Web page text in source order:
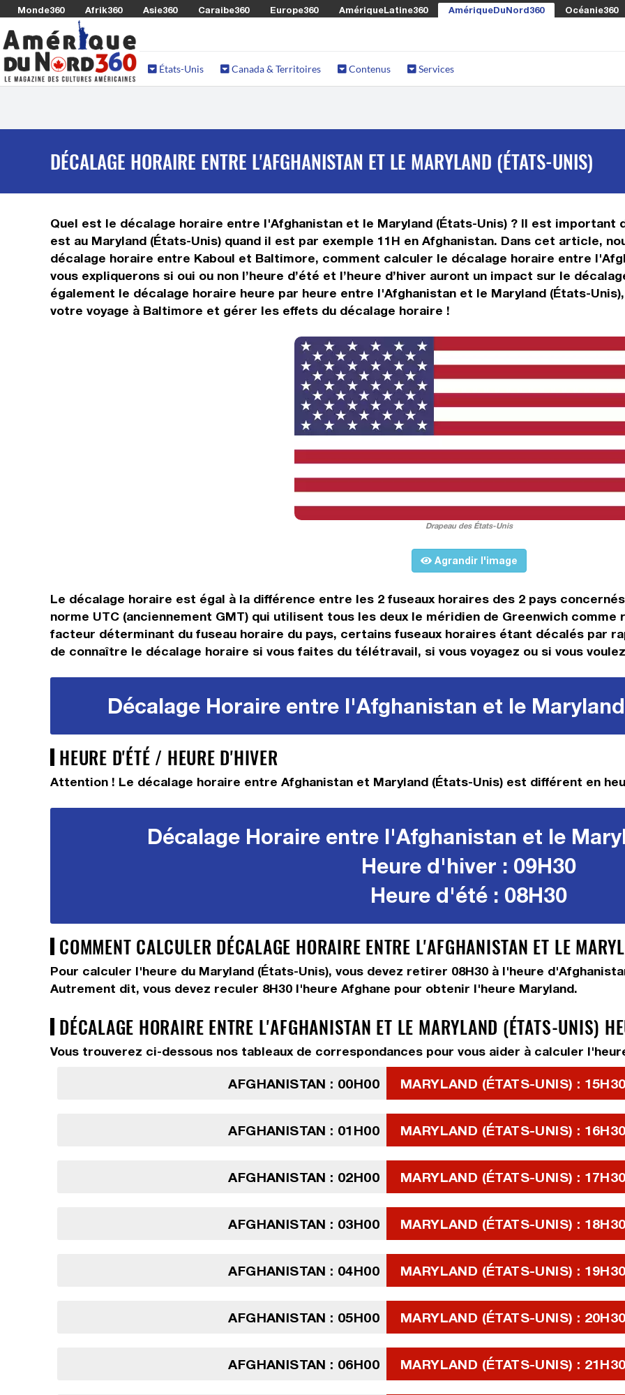
Monde360 Afrik360 Asie360 Caraibe360 Europe360 AmériqueLatine360 AmériqueDuNord360 Océanie360
États-Unis Canada & Territoires Contenus Services
DÉCALAGE HORAIRE ENTRE L'AFGHANISTAN ET LE MARYLAND (ÉTATS-UNIS)
Quel est le décalage horaire entre l'Afghanistan et le Maryland (États-Unis) ? Il est important
est au Maryland (États-Unis) quand il est par exemple 11H en Afghanistan. Dans cet article,
décalage horaire entre Kaboul et Baltimore, comment calculer le décalage horaire entre
vous expliquerons si oui ou non l’heure d’été et l’heure d’hiver auront un impact sur le
également le décalage horaire heure par heure entre l'Afghanistan et le Maryland (États-
votre voyage à Baltimore et gérer les effets du décalage horaire !
Drapeau des États-Unis
Agrandir l'image
Le décalage horaire est égal à la différence entre les 2 fuseaux horaires des 2 pays
norme UTC (anciennement GMT) qui utilisent tous les deux le méridien de Greenwich
facteur déterminant du fuseau horaire du pays, certains fuseaux horaires étant décalés par
de connaître le décalage horaire si vous faites du télétravail, si vous voyagez ou si vous
Décalage Horaire entre l'Afghanistan et le
HEURE D'ÉTÉ / HEURE D'HIVER
Attention ! Le décalage horaire entre Afghanistan et Maryland (États-Unis) est différent en
Décalage Horaire entre l'Afghanistan et le
Heure d'hiver : 09H30
Heure d'été : 08H30
COMMENT CALCULER DÉCALAGE HORAIRE ENTRE L'AFGHANISTAN ET LE
Pour calculer l'heure du Maryland (États-Unis), vous devez retirer 08H30 à l'heure
Autrement dit, vous devez reculer 8H30 l'heure Afghane pour obtenir l'heure Maryland.
DÉCALAGE HORAIRE ENTRE L'AFGHANISTAN ET LE MARYLAND (ÉTATS-UNIS)
Vous trouverez ci-dessous nos tableaux de correspondances pour vous aider à calculer
AFGHANISTAN : 00H00 MARYLAND (ÉTATS-UNIS) :
AFGHANISTAN : 01H00 MARYLAND (ÉTATS-UNIS) :
AFGHANISTAN : 02H00 MARYLAND (ÉTATS-UNIS) :
AFGHANISTAN : 03H00 MARYLAND (ÉTATS-UNIS) :
AFGHANISTAN : 04H00 MARYLAND (ÉTATS-UNIS) :
AFGHANISTAN : 05H00 MARYLAND (ÉTATS-UNIS) :
AFGHANISTAN : 06H00 MARYLAND (ÉTATS-UNIS) :